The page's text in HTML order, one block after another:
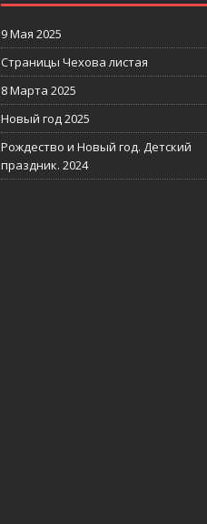
9 Мая 2025
Страницы Чехова листая
8 Марта 2025
Новый год 2025
Рождество и Новый год. Детский
праздник. 2024